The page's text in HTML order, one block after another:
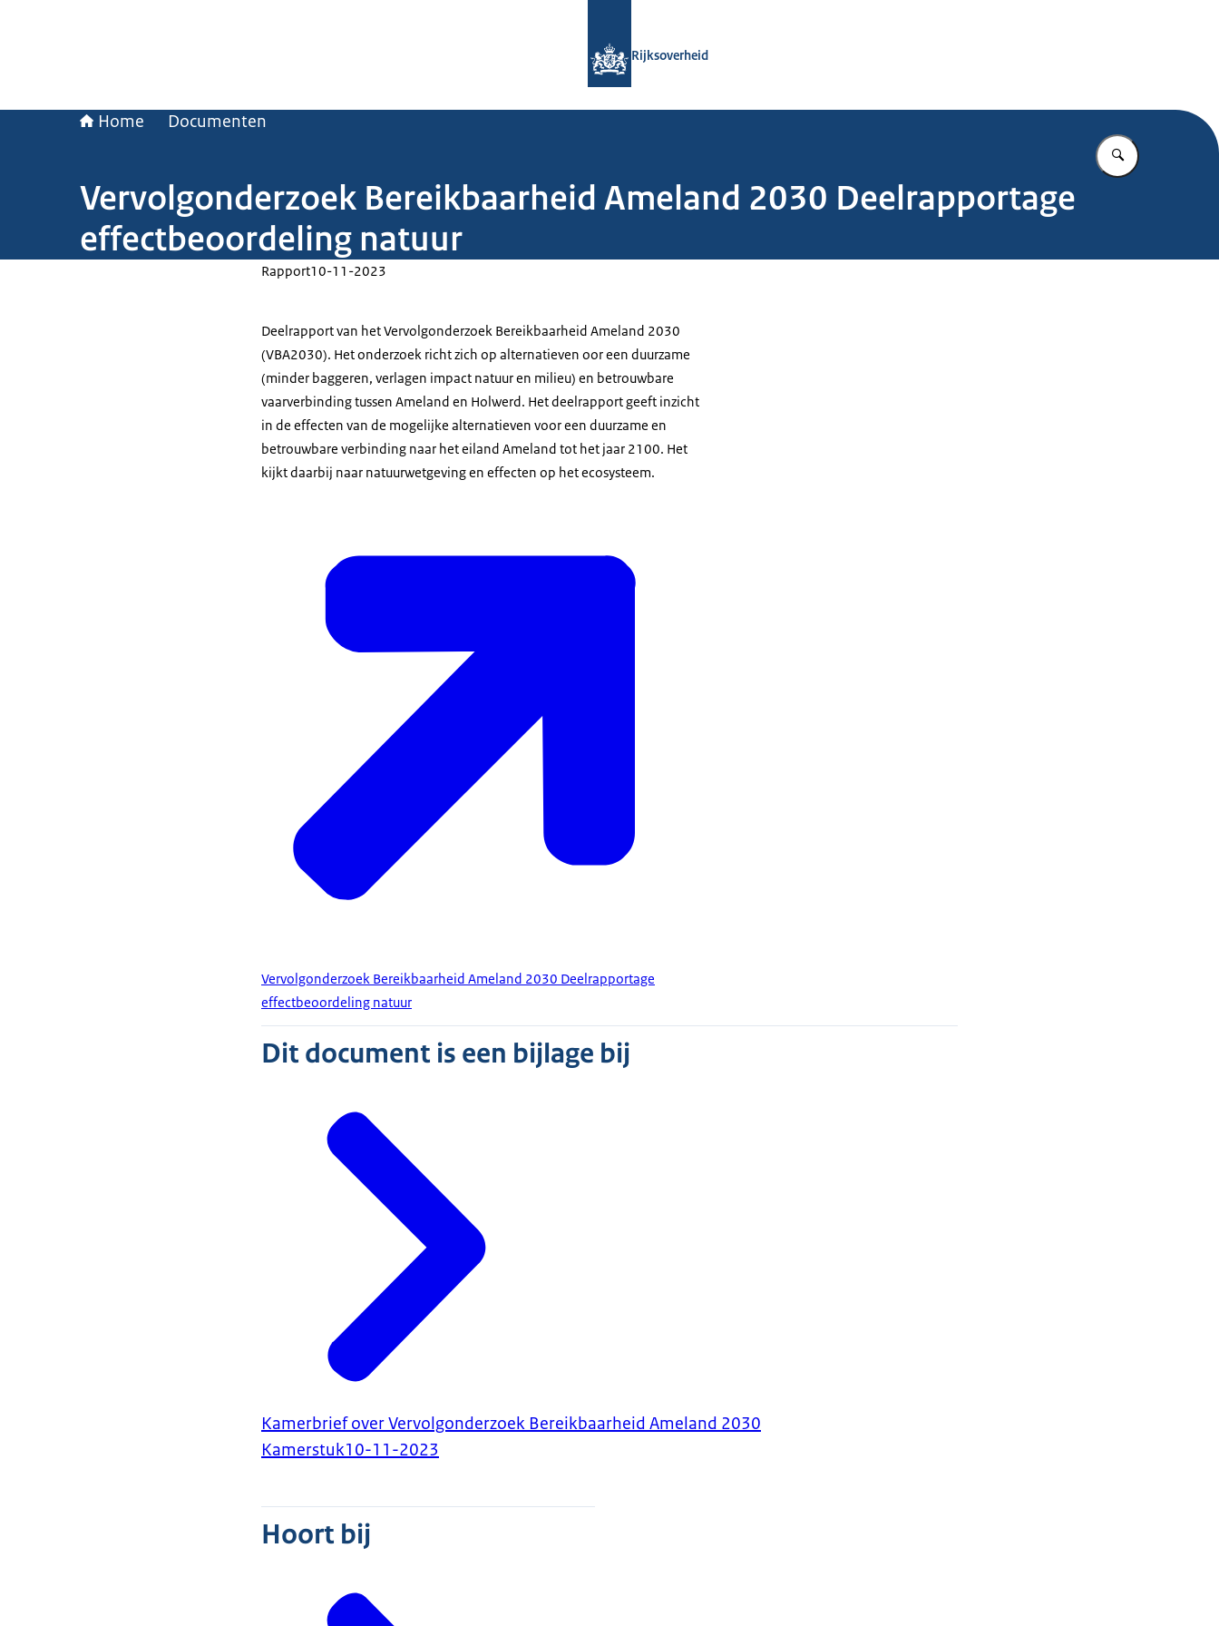
Rijksoverheid
Home Documenten
Vul in wat u
Vervolgonderzoek Bereikbaarheid Ameland 2030 Deelrapportage
effectbeoordeling natuur
Rapport10-11-2023
Deelrapport van het Vervolgonderzoek Bereikbaarheid Ameland 2030
(VBA2030). Het onderzoek richt zich op alternatieven oor een duurzame
(minder baggeren, verlagen impact natuur en milieu) en betrouwbare
vaarverbinding tussen Ameland en Holwerd. Het deelrapport geeft inzicht
in de effecten van de mogelijke alternatieven voor een duurzame en
betrouwbare verbinding naar het eiland Ameland tot het jaar 2100. Het
kijkt daarbij naar natuurwetgeving en effecten op het ecosysteem.
Vervolgonderzoek Bereikbaarheid Ameland 2030 Deelrapportage
effectbeoordeling natuur
Dit document is een bijlage bij
Kamerbrief over Vervolgonderzoek Bereikbaarheid Ameland 2030
Kamerstuk10-11-2023
Hoort bij